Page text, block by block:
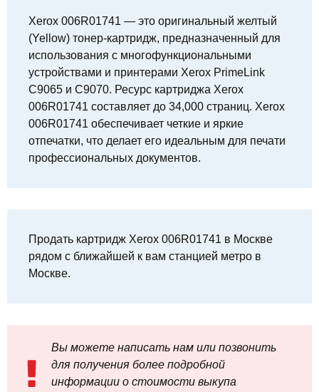
Xerox 006R01741 — это оригинальный желтый
(Yellow) тонер-картридж, предназначенный для
использования с многофункциональными
устройствами и принтерами Xerox PrimeLink
C9065 и C9070. Ресурс картриджа Xerox
006R01741 составляет до 34,000 страниц. Xerox
006R01741 обеспечивает четкие и яркие
отпечатки, что делает его идеальным для печати
профессиональных документов.
Продать картридж Xerox 006R01741 в Москве
рядом с ближайшей к вам станцией метро в
Москве.
Вы можете написать нам или позвонить
для получения более подробной
информации о стоимости выкупа